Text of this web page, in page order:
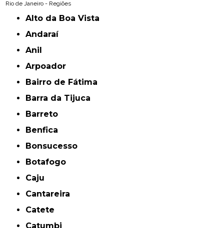
Rio de Janeiro - Regiões
Alto da Boa Vista
Andaraí
Anil
Arpoador
Bairro de Fátima
Barra da Tijuca
Barreto
Benfica
Bonsucesso
Botafogo
Caju
Cantareira
Catete
Catumbi